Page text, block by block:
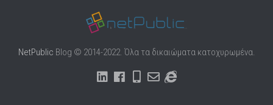
NetPublic Blog © 2014-2022. Όλα τα δικαιώματα κατοχυρωμένα.